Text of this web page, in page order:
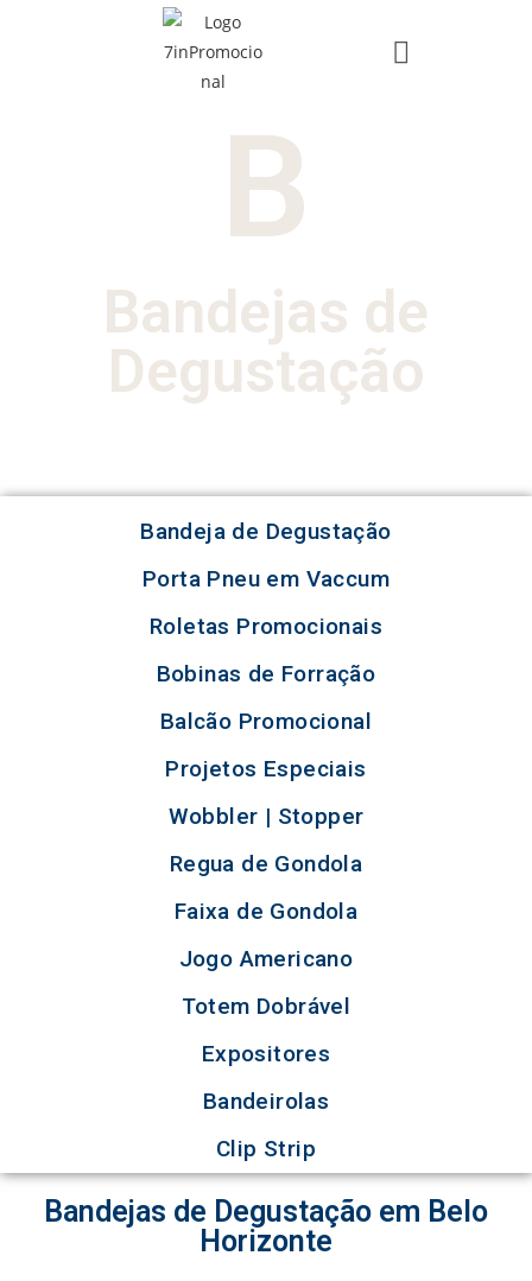
B
Bandejas de
Degustação
Bandeja de Degustação
Porta Pneu em Vaccum
Roletas Promocionais
Bobinas de Forração
Balcão Promocional
Projetos Especiais
Wobbler | Stopper
Regua de Gondola
Faixa de Gondola
Jogo Americano
Totem Dobrável
Expositores
Bandeirolas
Clip Strip
Bandejas de Degustação em Belo
Horizonte